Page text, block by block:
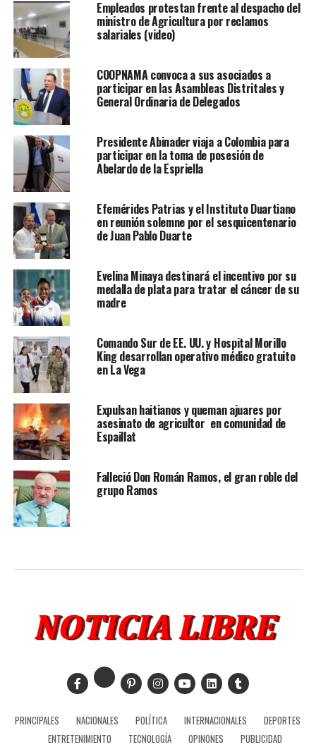
Empleados protestan frente al despacho del
ministro de Agricultura por reclamos
salariales (video)
COOPNAMA convoca a sus asociados a
participar en las Asambleas Distritales y
General Ordinaria de Delegados
Presidente Abinader viaja a Colombia para
participar en la toma de posesión de
Abelardo de la Espriella
Efemérides Patrias y el Instituto Duartiano
en reunión solemne por el sesquicentenario
de Juan Pablo Duarte
Evelina Minaya destinará el incentivo por su
medalla de plata para tratar el cáncer de su
madre
Comando Sur de EE. UU. y Hospital Morillo
King desarrollan operativo médico gratuito
en La Vega
Expulsan haitianos y queman ajuares por
asesinato de agricultor en comunidad de
Espaillat
Falleció Don Román Ramos, el gran roble del
grupo Ramos
PRINCIPALES NACIONALES POLÍTICA INTERNACIONALES
DEPORTES
ENTRETENIMIENTO
TECNOLOGÍA OPINONES PUBLICIDAD